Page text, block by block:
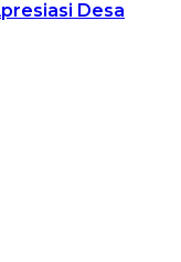
Desa